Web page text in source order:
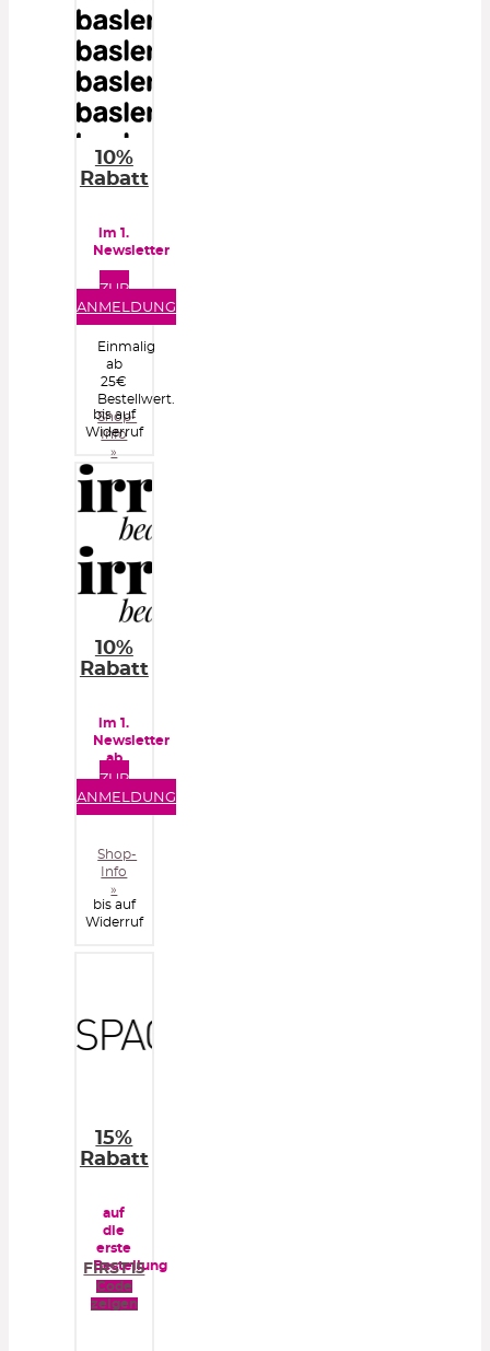
10%
Rabatt
im 1.
Newsletter
ZUR
ANMELDUNG
Einmalig
ab
25€
Bestellwert.
Shop-
Info
»
bis auf
Widerruf
10%
Rabatt
im 1.
Newsletter
ab
40€
Bestellwert
ZUR
ANMELDUNG
Shop-
Info
»
bis auf
Widerruf
15%
Rabatt
auf
die
erste
Bestellung
FIRST15
Code
zeigen